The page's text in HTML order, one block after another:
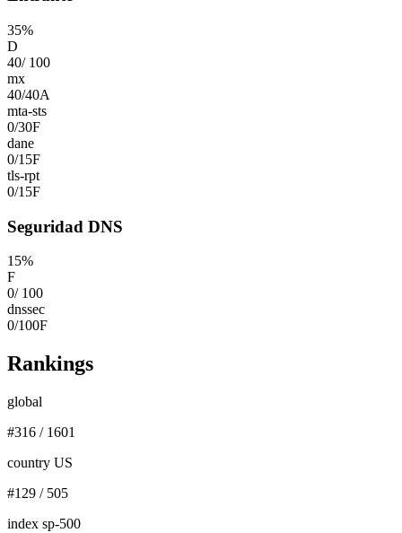
35%
D
40/ 100
mx
40/40A
mta-sts
0/30F
dane
0/15F
tls-rpt
0/15F
Seguridad DNS
15%
F
0/ 100
dnssec
0/100F
Rankings
global
#316 / 1601
country US
#129 / 505
index sp-500